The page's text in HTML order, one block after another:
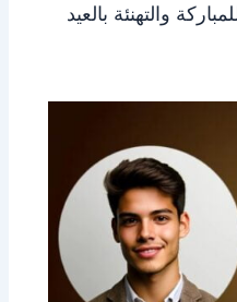
والتهنئة بالعيد